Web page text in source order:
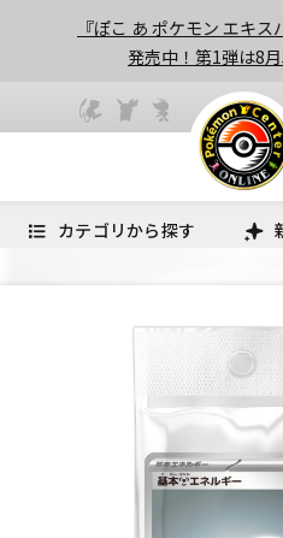
『ぽこ あ ポケモン エキス
発売中！第1弾は8月
カテゴリから探す